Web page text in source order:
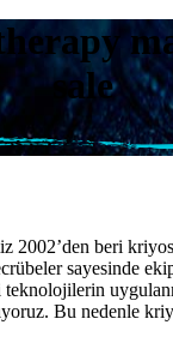
sale
beri
sayesinde
Bu nedenle